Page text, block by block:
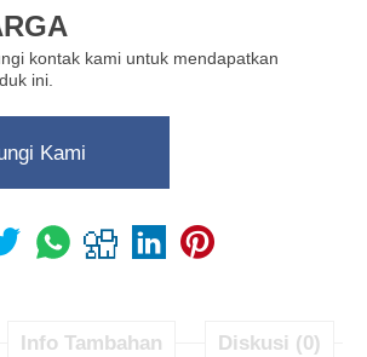
kontak kami untuk mendapatkan
ini.
Kami
Info Tambahan Diskusi (0)